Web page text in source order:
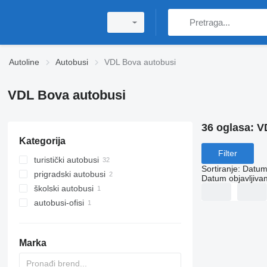
Autoline Autobusi VDL Bova autobusi
VDL Bova autobusi
Kategorija
turistički autobusi
prigradski autobusi
školski autobusi
autobusi-ofisi
Marka
36 oglasa:
Filter
Sortiranje:
Datum